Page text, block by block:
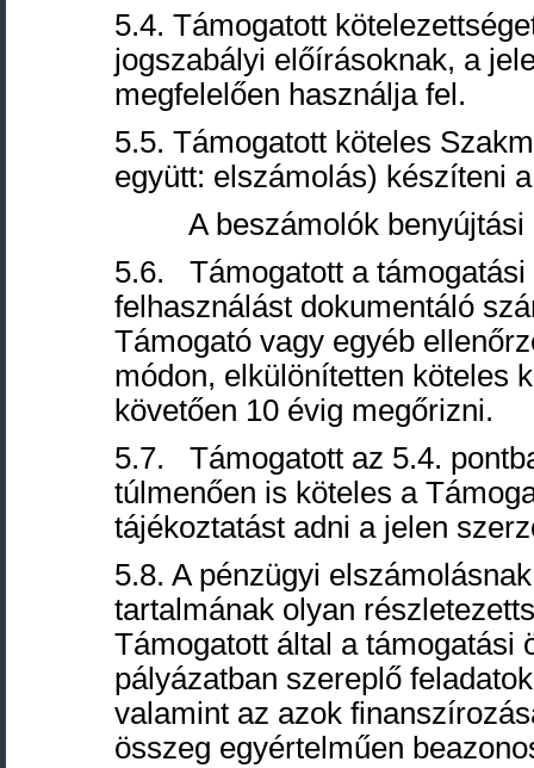
5.4. Támogatott
jogszabályi előírásoknak, a
megfelelően használja fel.
5.5. Támogatott köteles
együtt: elszámolás) készíteni
A beszámolók benyújtási
5.6. Támogatott a támogatási
felhasználást dokumentáló
Támogató vagy egyéb
módon, elkülönítetten köteles
követően 10 évig megőrizni.
5.7. Támogatott az 5.4.
túlmenően is köteles a
tájékoztatást adni a jelen
5.8. A pénzügyi
tartalmának olyan
Támogatott által a támogatási
pályázatban szereplő
valamint az azok
összeg egyértelműen